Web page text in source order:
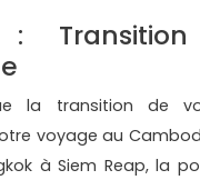
:
la transition de
voyage au
à Siem Reap, la